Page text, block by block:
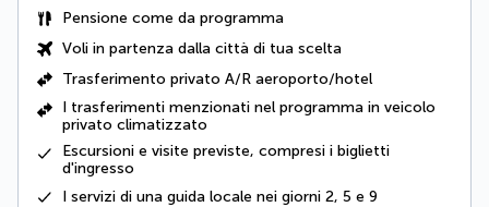
Pensione come da programma
Voli in partenza dalla città di tua scelta
Trasferimento privato A/R aeroporto/hotel
I trasferimenti menzionati nel programma in veicolo
privato climatizzato
Escursioni e visite previste, compresi i biglietti
d'ingresso
I servizi di una guida locale nei giorni 2, 5 e 9